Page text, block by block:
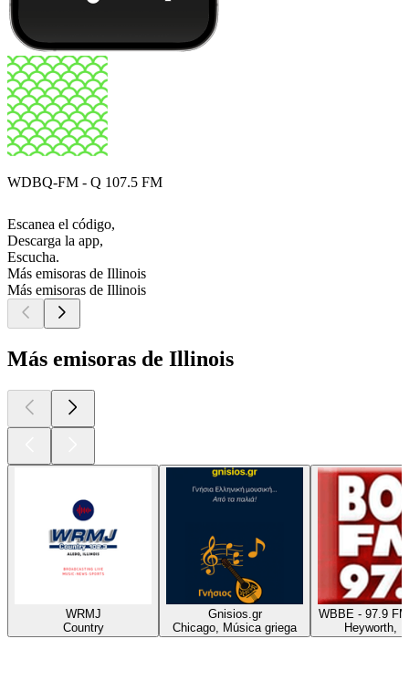
WDBQ-FM - Q 107.5 FM
Escanea el código,
Descarga la app,
Escucha.
Más emisoras de Illinois
Más emisoras de Illinois
Más emisoras de Illinois
WRMJ
Country
Gnisios.gr
Chicago, Música griega
WBBE - 97.9
Heyworth,